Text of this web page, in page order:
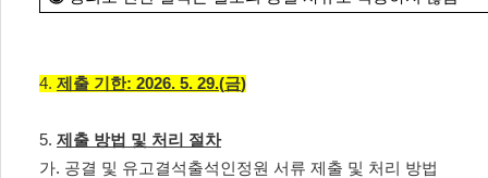
4. 제출 기한: 2026. 5. 29.(금)
5. 제출 방법 및 처리 절차
가. 공결 및 유고결석출석인정원 서류 제출 및 처리 방법